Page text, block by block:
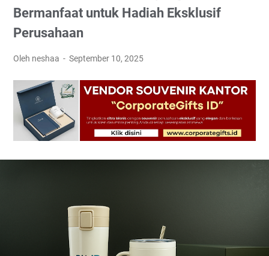
Bermanfaat untuk Hadiah Eksklusif
Perusahaan
Oleh neshaa September 10, 2025